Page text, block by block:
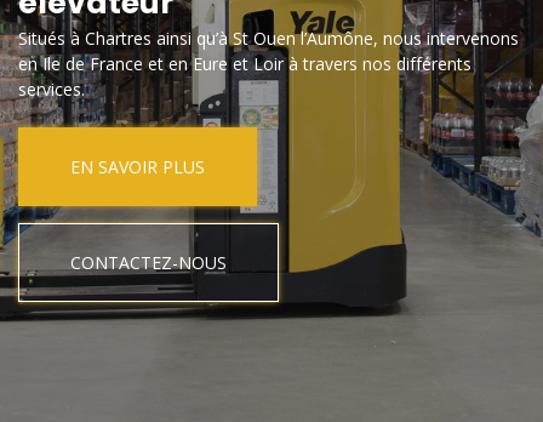
Situés à Chartres ainsi qu’à St Ouen l’Aumône, nous intervenons
en Ile de France et en Eure et Loir à travers nos différents
services.
EN SAVOIR PLUS
CONTACTEZ-NOUS